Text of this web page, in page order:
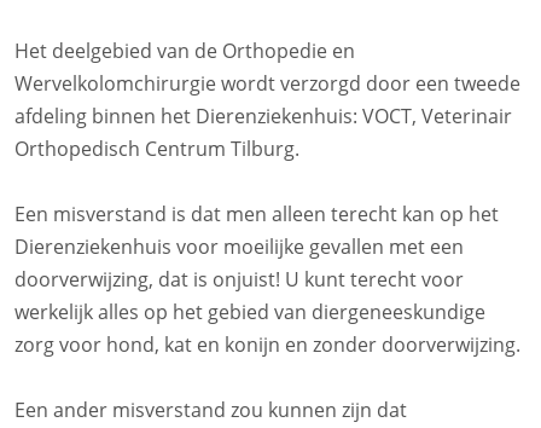
Het deelgebied van de Orthopedie en
Wervelkolomchirurgie wordt verzorgd door een tweede
afdeling binnen het Dierenziekenhuis: VOCT, Veterinair
Orthopedisch Centrum Tilburg.
Een misverstand is dat men alleen terecht kan op het
Dierenziekenhuis voor moeilijke gevallen met een
doorverwijzing, dat is onjuist! U kunt terecht voor
werkelijk alles op het gebied van diergeneeskundige
zorg voor hond, kat en konijn en zonder doorverwijzing.
Een ander misverstand zou kunnen zijn dat